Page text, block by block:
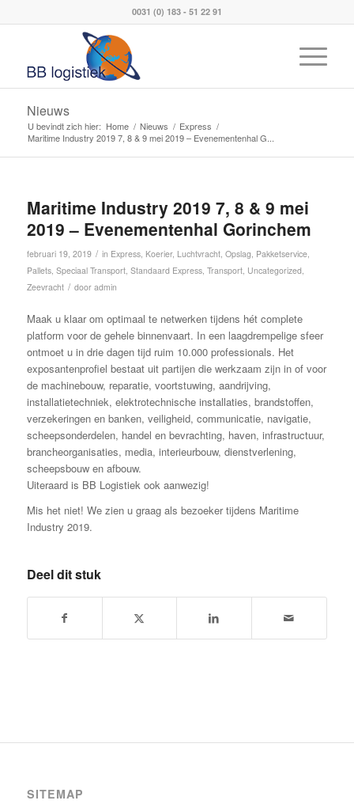
0031 (0) 183 - 51 22 91
Nieuws
U bevindt zich hier: Home / Nieuws / Express /
Maritime Industry 2019 7, 8 & 9 mei 2019 – Evenementenhal G...
Maritime Industry 2019 7, 8 & 9 mei
2019 – Evenementenhal Gorinchem
februari 19, 2019 / in Express, Koerier, Luchtvracht, Opslag, Pakketservice,
Pallets, Speciaal Transport, Standaard Express, Transport, Uncategorized,
Zeevracht / door admin
Maak u klaar om optimaal te netwerken tijdens hét complete
platform voor de gehele binnenvaart. In een laagdrempelige sfeer
ontmoet u in drie dagen tijd ruim 10.000 professionals. Het
exposantenprofiel bestaat uit partijen die werkzaam zijn in of voor
de machinebouw, reparatie, voortstuwing, aandrijving,
installatietechniek, elektrotechnische installaties, brandstoffen,
verzekeringen en banken, veiligheid, communicatie, navigatie,
scheepsonderdelen, handel en bevrachting, haven, infrastructuur,
brancheorganisaties, media, interieurbouw, dienstverlening,
scheepsbouw en afbouw.
Uiteraard is BB Logistiek ook aanwezig!
Mis het niet! We zien u graag als bezoeker tijdens Maritime
Industry 2019.
Deel dit stuk
SITEMAP